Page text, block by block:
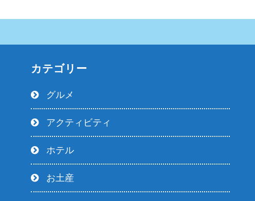
カテゴリー
グルメ
アクティビティ
ホテル
お土産